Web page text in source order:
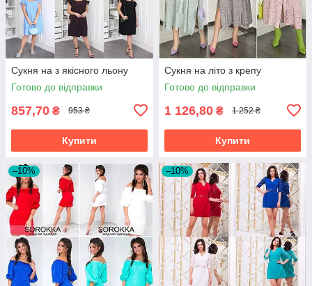
Сукня на з якісного льону
Готово до відправки
857,70 ₴ 953 ₴
Купити
Сукня на літо з крепу
Готово до відправки
1 126,80 ₴ 1 252 ₴
Купити
–10% –10%